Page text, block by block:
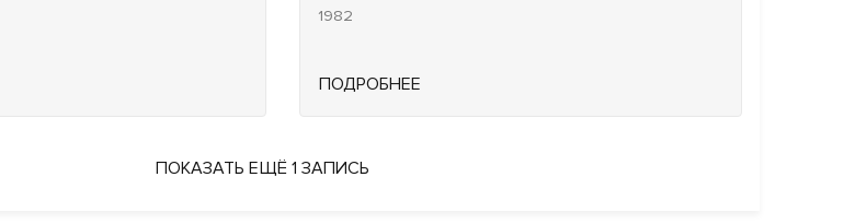
1982
ПОДРОБНЕЕ
ПОКАЗАТЬ ЕЩЁ 1 ЗАПИСЬ